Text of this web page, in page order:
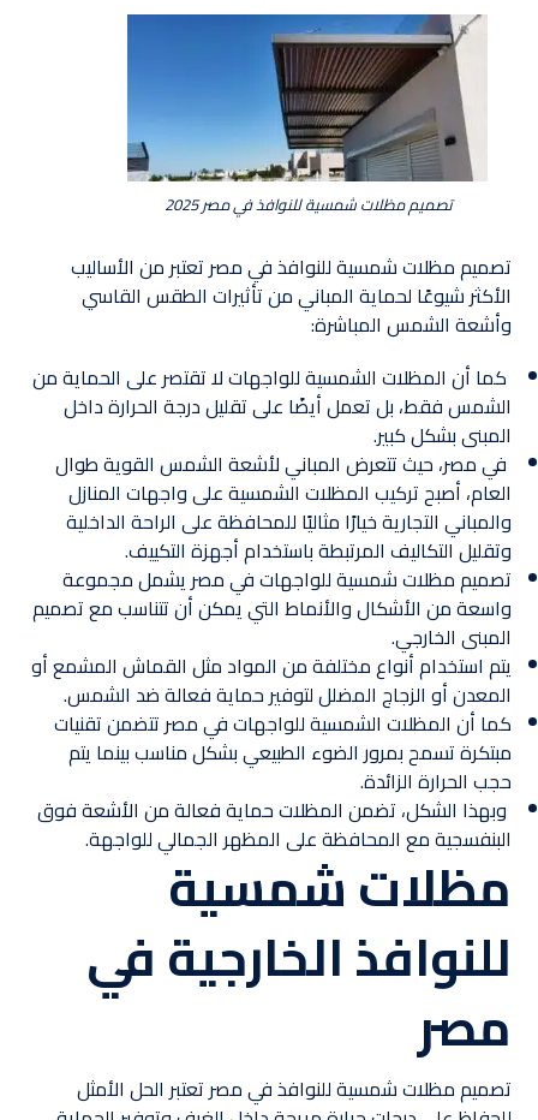
تصميم مظلات شمسية للنوافذ في مصر 2025
تصميم مظلات شمسية للنوافذ في مصر تعتبر من الأساليب
الأكثر شيوعًا لحماية المباني من تأثيرات الطقس القاسي
وأشعة الشمس المباشرة:
كما أن المظلات الشمسية للواجهات لا تقتصر على الحماية من
الشمس فقط، بل تعمل أيضًا على تقليل درجة الحرارة داخل
المبنى بشكل كبير.
في مصر، حيث تتعرض المباني لأشعة الشمس القوية طوال
العام، أصبح تركيب المظلات الشمسية على واجهات المنازل
والمباني التجارية خيارًا مثاليًا للمحافظة على الراحة الداخلية
وتقليل التكاليف المرتبطة باستخدام أجهزة التكييف.
تصميم مظلات شمسية للواجهات في مصر يشمل مجموعة
واسعة من الأشكال والأنماط التي يمكن أن تتناسب مع تصميم
المبنى الخارجي.
يتم استخدام أنواع مختلفة من المواد مثل القماش المشمع أو
المعدن أو الزجاج المضلل لتوفير حماية فعالة ضد الشمس.
كما أن المظلات الشمسية للواجهات في مصر تتضمن تقنيات
مبتكرة تسمح بمرور الضوء الطبيعي بشكل مناسب بينما يتم
حجب الحرارة الزائدة.
وبهذا الشكل، تضمن المظلات حماية فعالة من الأشعة فوق
البنفسجية مع المحافظة على المظهر الجمالي للواجهة.
مظلات شمسية
للنوافذ الخارجية في
مصر
تصميم مظلات شمسية للنوافذ في مصر تعتبر الحل الأمثل